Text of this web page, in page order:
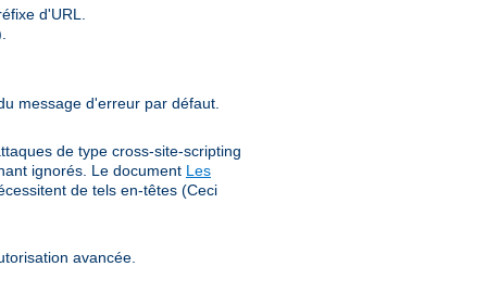
d'URL.
message d'erreur par défaut.
de type cross-site-scripting
ignorés. Le document Les
de tels en-têtes (Ceci
avancée.